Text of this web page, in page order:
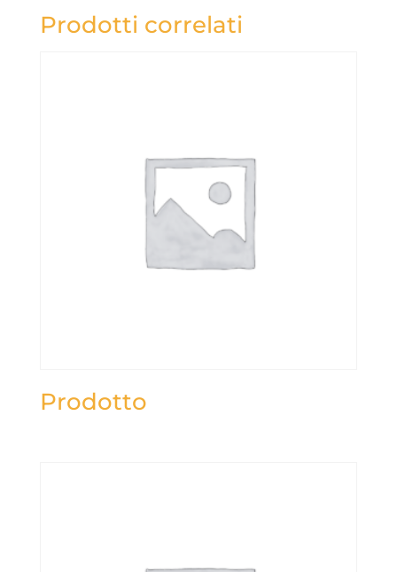
Prodotti correlati
Prodotto